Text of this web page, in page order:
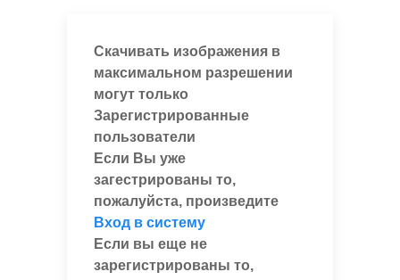
Скачивать изображения в
максимальном разрешении
могут только
Зарегистрированные
пользователи
Если Вы уже
загестрированы то,
пожалуйста, произведите
Вход в систему
Если вы еще не
зарегистрированы то,